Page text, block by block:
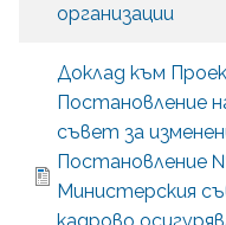
организации
Доклад към
Постановление
съвет за
Постановление
Министерския
кадрово